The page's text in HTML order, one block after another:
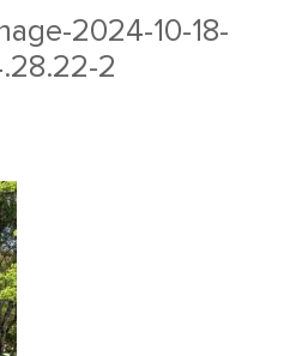
2024-10-18-
2